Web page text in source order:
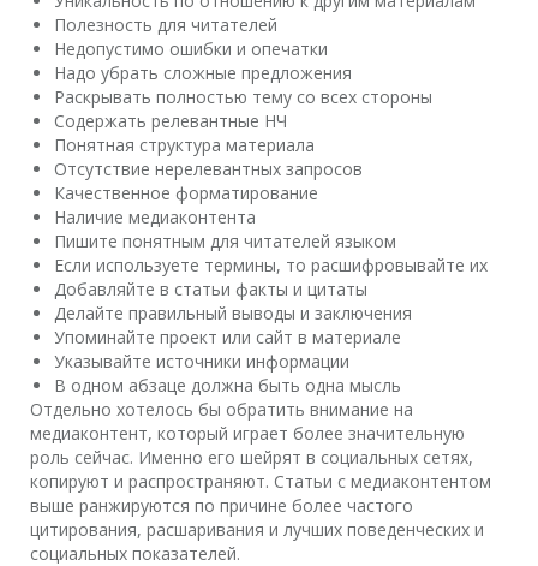
Полезность для читателей
Недопустимо ошибки и опечатки
Надо убрать сложные предложения
Раскрывать полностью тему со всех стороны
Содержать релевантные НЧ
Понятная структура материала
Отсутствие нерелевантных запросов
Качественное форматирование
Наличие медиаконтента
Пишите понятным для читателей языком
Если используете термины, то расшифровывайте их
Добавляйте в статьи факты и цитаты
Делайте правильный выводы и заключения
Упоминайте проект или сайт в материале
Указывайте источники информации
В одном абзаце должна быть одна мысль
Отдельно хотелось бы обратить внимание на
медиаконтент, который играет более значительную
роль сейчас. Именно его шейрят в социальных сетях,
копируют и распространяют. Статьи с медиаконтентом
выше ранжируются по причине более частого
цитирования, расшаривания и лучших поведенческих и
социальных показателей.